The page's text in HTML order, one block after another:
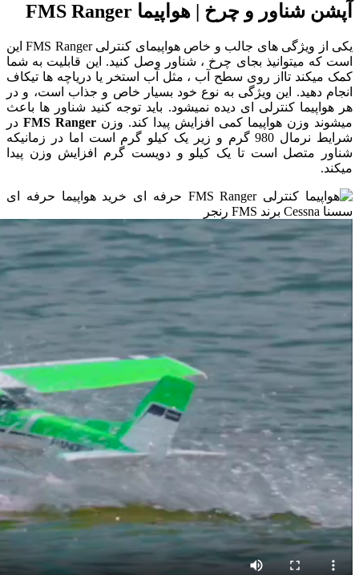
آپشن شناور و چرخ | هواپیما FMS Ranger
یکی از ویژگی های جالب و خاص هواپیمای کنترلی FMS Ranger این
است که میتوانیذ بجای چرخ ، شناور وصل کنید. این قابلیت به شما
کمک میکند تااز روی سطح آب ، مثل آب استخر یا دریاچه ها تیکاف
انجام دهید. این ویژگی به نوع خود بسیار خاص و جذاب است، و در
هر هواپیما کنترلی ای دیده نمیشود. باید توجه کنید شناور ها باعث
میشوند وزن هواپیما کمی افزایش پیدا کند. وزن FMS Ranger در
شرایط نرمال 980 گرم و زیر یک کیلو گرم است اما در زمانیکه
شناور متصل است تا یک کیلو و دویست گرم افزایش وزن پیدا
میکند.